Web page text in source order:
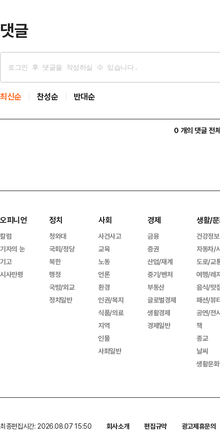
댓글
최신순 찬성순 반대순
0 개의 댓글 전
오피니언
칼럼
기자의 눈
기고
시사만평
정치
청와대
국회/정당
북한
행정
국방/외교
정치일반
사회
사건사고
교육
노동
언론
환경
인권/복지
식품/의료
지역
인물
사회일반
경제
금융
증권
산업/재계
중기/벤처
부동산
글로벌경제
생활경제
경제일반
생활/
건강정보
자동차/
도로/교
여행/레
음식/맛
패션/뷰
공연/전
책
종교
날씨
생활문
최종편집시간: 2026.08.07 15:50 회사소개 편집규약
광고제휴문의